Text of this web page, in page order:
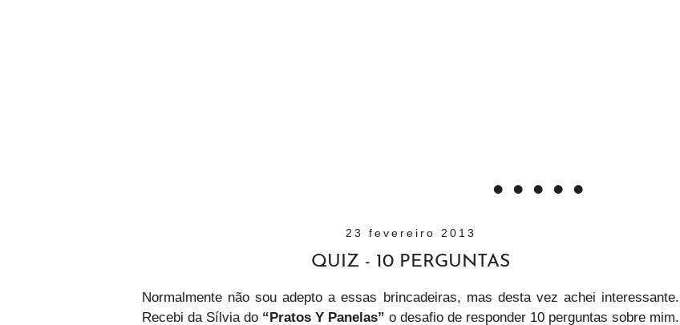
23 fevereiro 2013
QUIZ - 10 PERGUNTAS
Normalmente não sou adepto a essas brincadeiras, mas desta vez achei interessante.
Recebi da Sílvia do “Pratos Y Panelas” o desafio de responder 10 perguntas sobre mim.